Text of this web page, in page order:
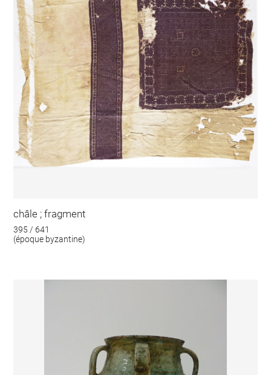
châle ; fragment
395 / 641
(époque byzantine)